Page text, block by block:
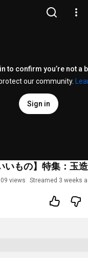
to confirm you’re not a
our community.
Sign in
いもの】特集：玉
views Streamed 3 weeks